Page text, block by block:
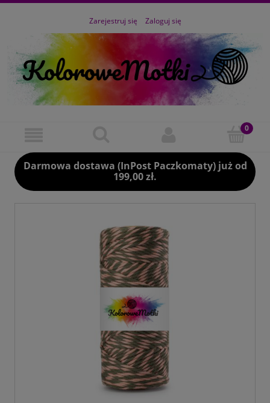
Zarejestruj się Zaloguj się
Darmowa dostawa (InPost Paczkomaty) już od
199,00 zł.